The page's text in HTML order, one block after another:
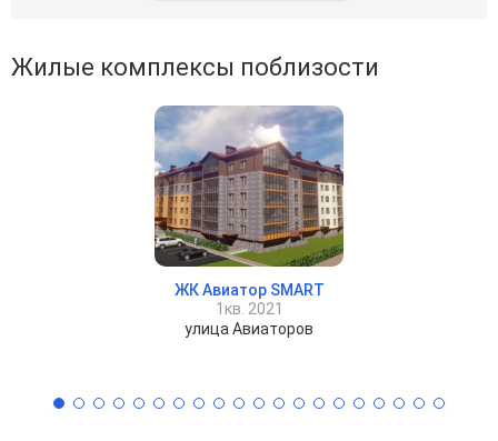
Жилые комплексы поблизости
ЖК Авиатор SMART
1кв. 2021
улица Авиаторов